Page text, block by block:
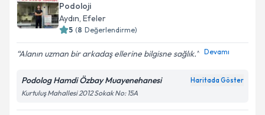
Podoloji
Aydın, Efeler
5 (8 Değerlendirme)
Alanın uzman bir arkadaş ellerine bilgisne sağlık. Devamı
Podolog Hamdi Özbay Muayenehanesi Haritada Göster
Kurtuluş Mahallesi 2012 Sokak No: 15A